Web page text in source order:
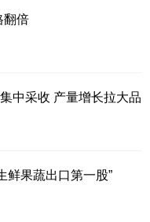
翻倍
中采收 产量增长拉大品
鲜果蔬出口第一股”